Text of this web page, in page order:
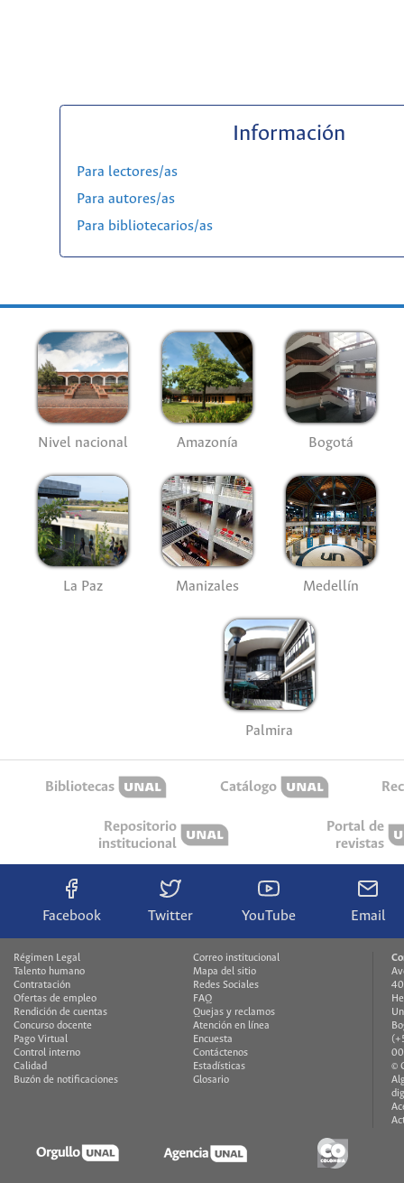
Información
Para lectores/as
Para autores/as
Para bibliotecarios/as
Nivel nacional Amazonía Bogotá
La Paz Manizales Medellín
Palmira
Bibliotecas Catálogo
Repositorio
institucional
Portal de
revistas
Facebook Twitter YouTube Email
Régimen Legal
Talento humano
Contratación
Ofertas de empleo
Rendición de cuentas
Concurso docente
Pago Virtual
Control interno
Calidad
Buzón de notificaciones
Correo institucional
Mapa del sitio
Redes Sociales
FAQ
Quejas y reclamos
Atención en línea
Encuesta
Contáctenos
Estadísticas
Glosario
©